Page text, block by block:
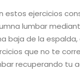
estos ejercicios
lumbar
baja de la
que no te
recuperando tu